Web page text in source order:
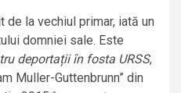
de la vechiul primar, iată un
domniei sale. Este
deportații în fosta URSS,
Muller-Guttenbrunn” din